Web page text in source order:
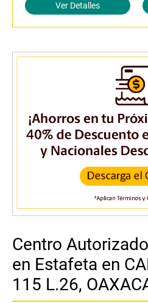
Ver Detalles
Centro
en Estafeta en
115 L.26,